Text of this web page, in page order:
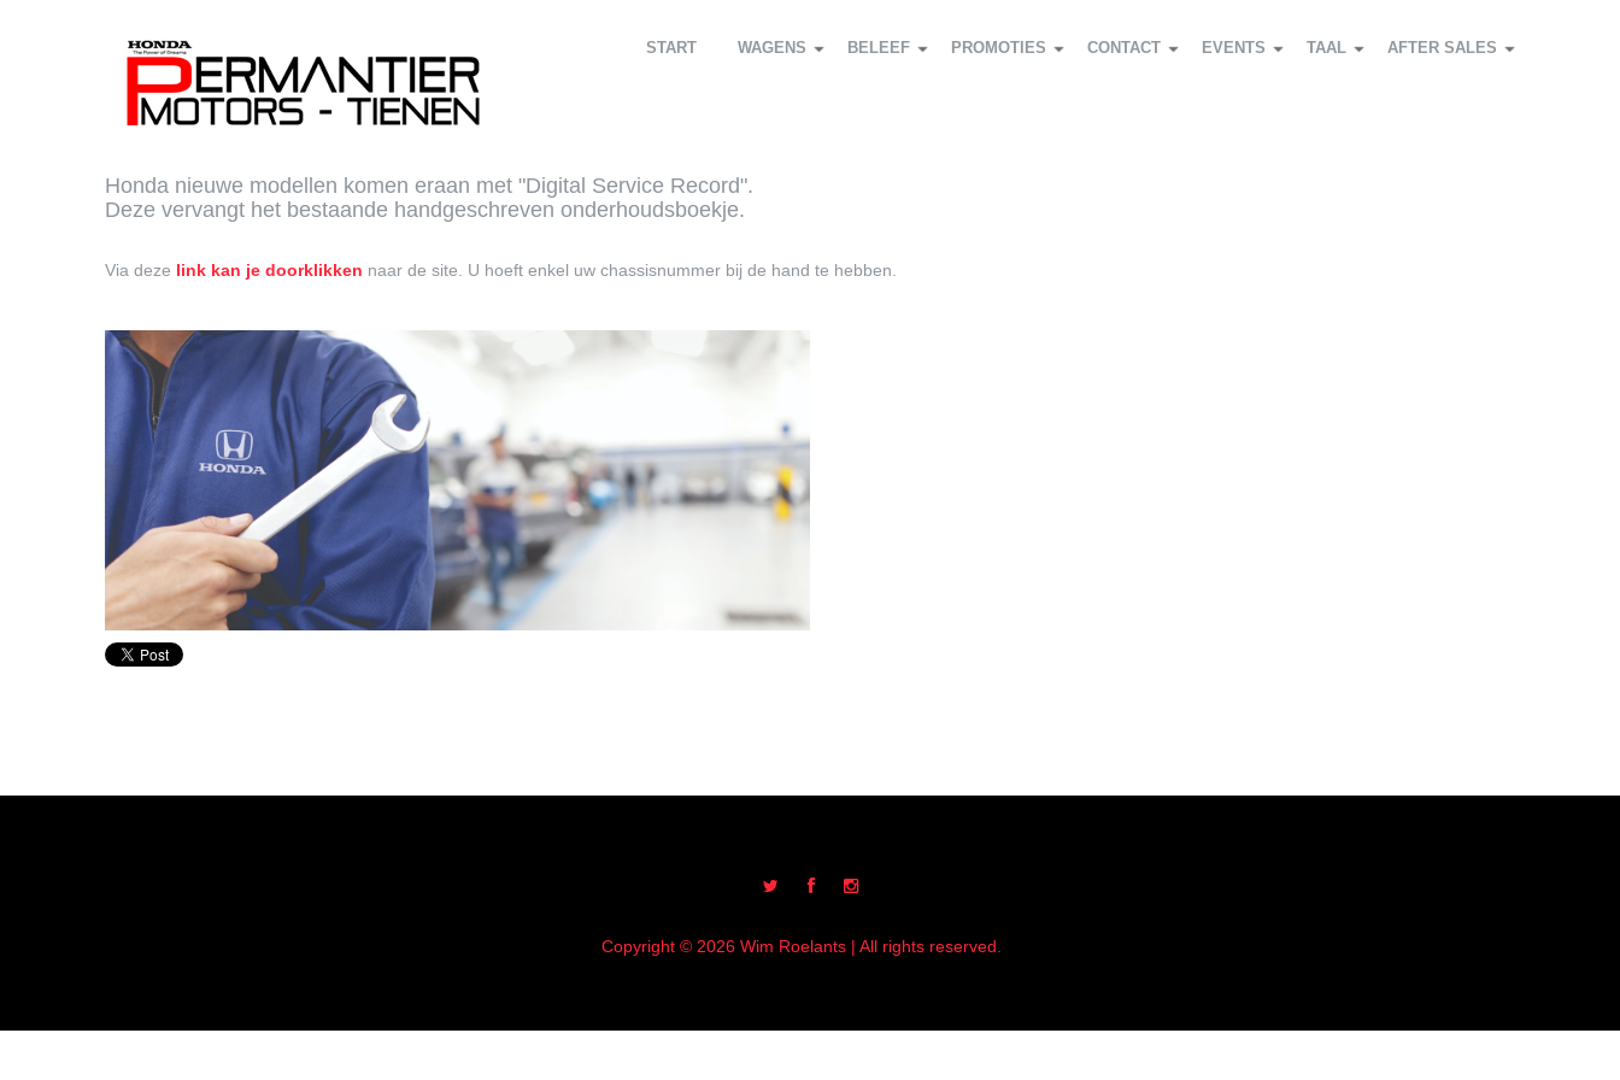
START WAGENS BELEEF PROMOTIES CONTACT EVENTS TAAL AFTER SALES
Honda nieuwe modellen komen eraan met "Digital Service Record".
Deze vervangt het bestaande handgeschreven onderhoudsboekje.
Via deze link kan je doorklikken naar de site. U hoeft enkel uw chassisnummer bij de hand te hebben.
Copyright © 2026 Wim Roelants | All rights reserved.